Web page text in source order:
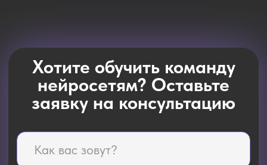
Хотите обучить команду
нейросетям? Оставьте
заявку на консультацию